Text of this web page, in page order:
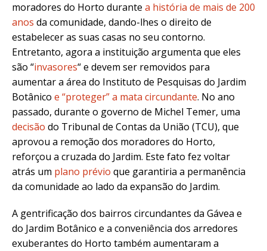
moradores do Horto durante a história de mais de 200
anos da comunidade, dando-lhes o direito de
estabelecer as suas casas no seu contorno.
Entretanto, agora a instituição argumenta que eles
são “invasores“e devem ser removidos para
aumentar a área do Instituto de Pesquisas do Jardim
Botânico e “proteger” a mata circundante. No ano
passado, durante o governo de Michel Temer, uma
decisão do Tribunal de Contas da União (TCU), que
aprovou a remoção dos moradores do Horto,
reforçou a cruzada do Jardim. Este fato fez voltar
atrás um plano prévio que garantiria a permanência
da comunidade ao lado da expansão do Jardim.
A gentrificação dos bairros circundantes da Gávea e
do Jardim Botânico e a conveniência dos arredores
exuberantes do Horto também aumentaram a